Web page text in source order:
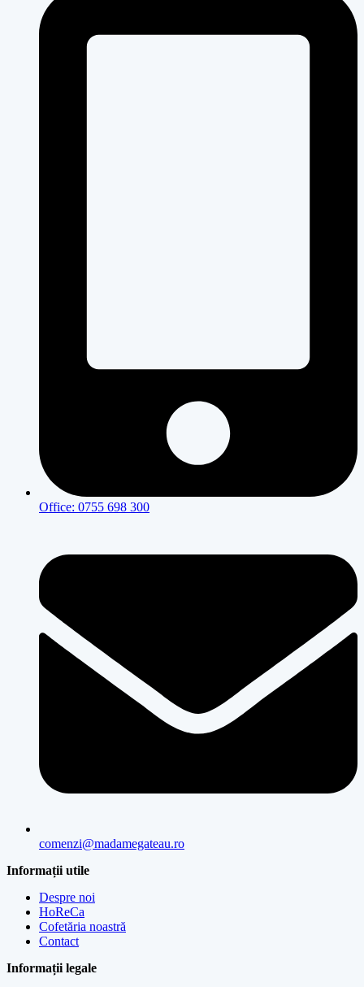
Office: 0755 698 300
comenzi@madamegateau.ro
Informații utile
Despre noi
HoReCa
Cofetăria noastră
Contact
Informații legale